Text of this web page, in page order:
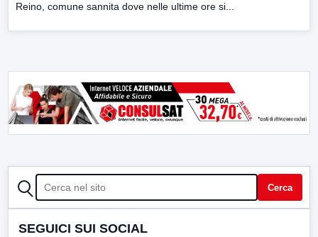
Reino, comune sannita dove nelle ultime ore si...
CERCA Cerca
SEGUICI SUI SOCIAL